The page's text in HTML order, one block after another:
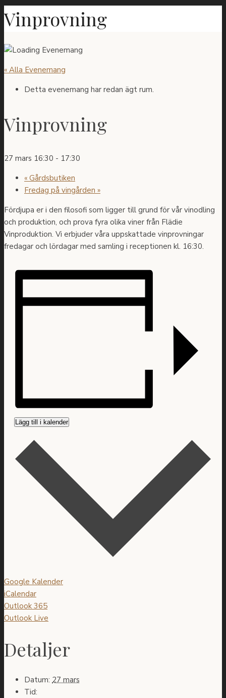
Vinprovning
« Alla Evenemang
Detta evenemang har redan ägt rum.
Vinprovning
27 mars 16:30 - 17:30
« Gårdsbutiken
Fredag på vingården »
Fördjupa er i den filosofi som ligger till grund för vår vinodling
och produktion, och prova fyra olika viner från Flädie
Vinproduktion. Vi erbjuder våra uppskattade vinprovningar
fredagar och lördagar med samling i receptionen kl. 16:30.
Lägg till i kalender
Google Kalender
iCalendar
Outlook 365
Outlook Live
Detaljer
Datum: 27 mars
Tid: